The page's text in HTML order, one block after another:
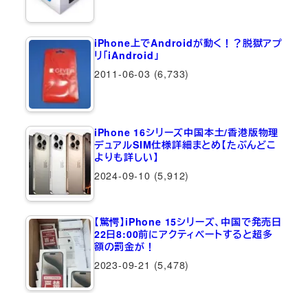
iPhone上でAndroidが動く！？脱獄アプ
リ「iAndroid」
2011-06-03 (6,733)
iPhone 16シリーズ中国本土/香港版物理
デュアルSIM仕様詳細まとめ【たぶんどこ
よりも詳しい】
2024-09-10 (5,912)
【驚愕】iPhone 15シリーズ、中国で発売日
22日8:00前にアクティベートすると超多
額の罰金が！
2023-09-21 (5,478)